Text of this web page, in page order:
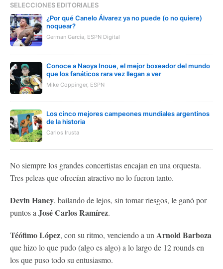
SELECCIONES EDITORIALES
¿Por qué Canelo Álvarez ya no puede (o no quiere)
noquear?
German García, ESPN Digital
Conoce a Naoya Inoue, el mejor boxeador del mundo
que los fanáticos rara vez llegan a ver
Mike Coppinger, ESPN
Los cinco mejores campeones mundiales argentinos
de la historia
Carlos Irusta
No siempre los grandes concertistas encajan en una orquesta.
Tres peleas que ofrecían atractivo no lo fueron tanto.
Devin Haney, bailando de lejos, sin tomar riesgos, le ganó por
puntos a José Carlos Ramírez.
Téófimo López, con su ritmo, venciendo a un Arnold Barboza
que hizo lo que pudo (algo es algo) a lo largo de 12 rounds en
los que puso todo su entusiasmo.